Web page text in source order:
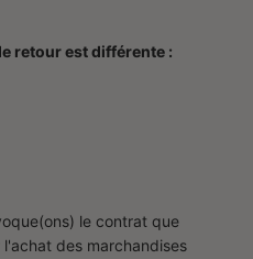
retour est différente :
le contrat que
des marchandises